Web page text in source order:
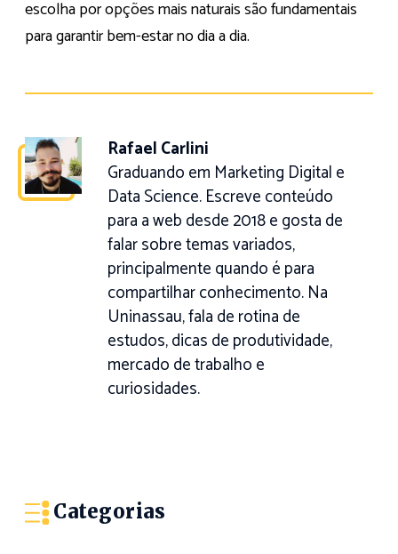
escolha por opções mais naturais são fundamentais
para garantir bem-estar no dia a dia.
Rafael Carlini
Graduando em Marketing Digital e
Data Science. Escreve conteúdo
para a web desde 2018 e gosta de
falar sobre temas variados,
principalmente quando é para
compartilhar conhecimento. Na
Uninassau, fala de rotina de
estudos, dicas de produtividade,
mercado de trabalho e
curiosidades.
Categorias